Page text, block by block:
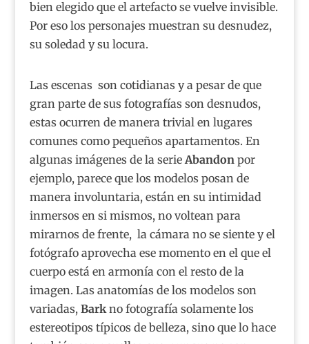
bien elegido que el artefacto se vuelve invisible.
Por eso los personajes muestran su desnudez,
su soledad y su locura.
Las escenas son cotidianas y a pesar de que
gran parte de sus fotografías son desnudos,
estas ocurren de manera trivial en lugares
comunes como pequeños apartamentos. En
algunas imágenes de la serieAbandonpor
ejemplo, parece que los modelos posan de
manera involuntaria, están en su intimidad
inmersos en si mismos, no voltean para
mirarnos de frente, la cámara no se siente y el
fotógrafo aprovecha ese momento en el que el
cuerpo está en armonía con el resto de la
imagen. Las anatomías de los modelos son
variadas, Barkno fotografía solamente los
estereotipos típicos de belleza, sino que lo hace